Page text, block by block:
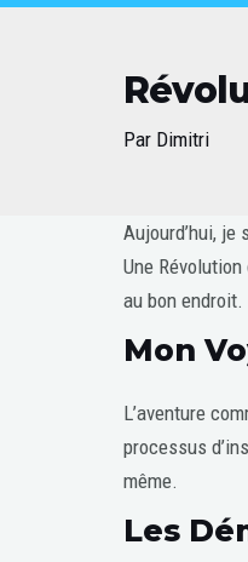
Par Dimitri
Aujourd’hui,
Une
au bon
Mon
L’aventure
processus
même.
Les
Post
navigation